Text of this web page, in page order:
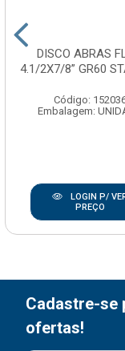
DISCO ABRAS
4.1/2X7/8” GR60
Código:
Embalagem:
LOGIN P/
PREÇO
Cadastre-se
ofertas!